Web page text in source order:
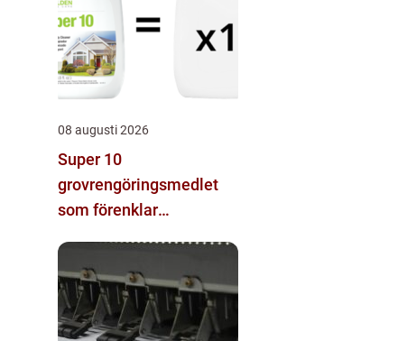
08 augusti 2026
Super 10
grovrengöringsmedlet
som förenklar